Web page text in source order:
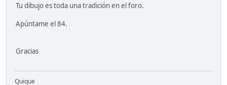
Tu dibujo es toda una tradición en el foro.
Apúntame el 84.
Gracias
Quique